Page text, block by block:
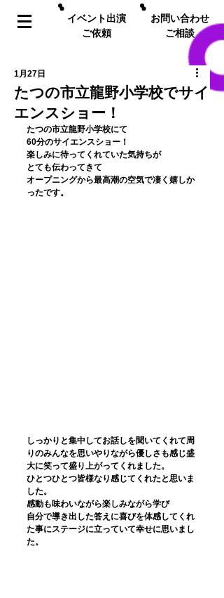
イベント出演
ご依頼
お問い合わせ
ご相談
たつの市立龍野小学校でサイ
エンスショー！
1月27日
﻿たつの市立龍野小学校にて
60分のサイエンスショー！
楽しみに待ってくれていた気持ちが
とても伝わってきて
オープニングから最高潮の空気で凄く嬉しか
ったです。
しっかりと集中してお話しを聞いてくれて周
りのみんなを思いやりながら優しさも感じ盛
大に笑って盛り上がってくれました。
ひとつひとつ皆様なり感じてくれたと思いま
した。
感動も味わいながら楽しみながら学び
自分で導き出した答えに喜びを体感してくれ
た事にステージに立っていて幸せに思いまし
た。